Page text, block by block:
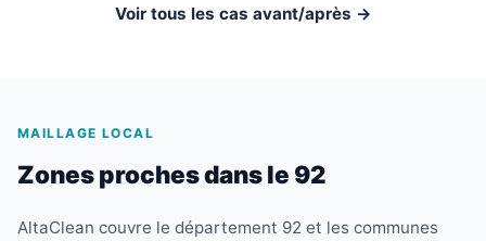
Voir tous les cas avant/après →
MAILLAGE LOCAL
Zones proches dans le 92
AltaClean couvre le département 92 et les communes